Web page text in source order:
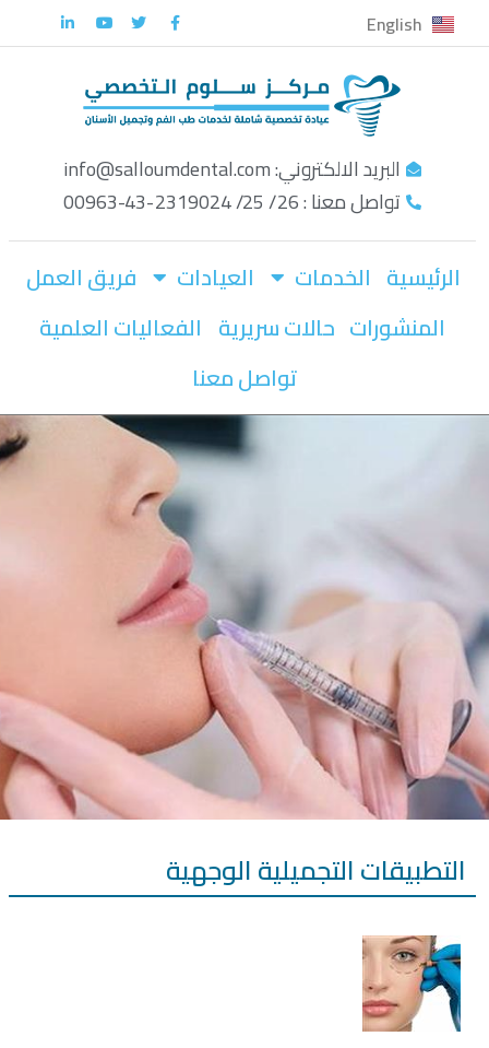
تخطى
إلى
English
البريد الالكتروني: info@salloumdental.com
تواصل معنا : 26/ 25/ 2319024-43-00963
الرئيسية الخدمات العيادات
فريق العمل
المنشورات حالات سريرية الفعاليات العلمية
تواصل معنا
التطبيقات التجميلية الوجهية